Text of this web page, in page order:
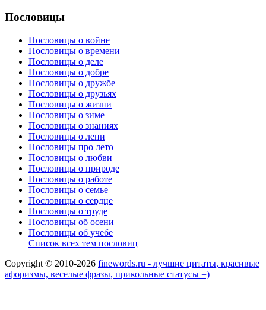
Пословицы
Пословицы о войне
Пословицы о времени
Пословицы о деле
Пословицы о добре
Пословицы о дружбе
Пословицы о друзьях
Пословицы о жизни
Пословицы о зиме
Пословицы о знаниях
Пословицы о лени
Пословицы про лето
Пословицы о любви
Пословицы о природе
Пословицы о работе
Пословицы о семье
Пословицы о сердце
Пословицы о труде
Пословицы об осени
Пословицы об учебе
Список всех тем пословиц
Copyright © 2010-2026 finewords.ru - лучшие цитаты, красивые
афоризмы, веселые фразы, прикольные статусы =)